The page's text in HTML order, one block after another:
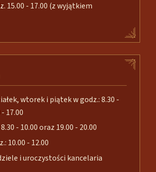
15.00 - 17.00 (z wyjątkiem
wtorek i piątek w godz.: 8.30 -
17.00
- 10.00 oraz 19.00 - 20.00
10.00 - 12.00
i uroczystości kancelaria